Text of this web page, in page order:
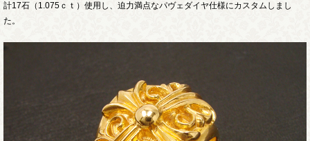
計17石（1.075ｃｔ）使用し、迫力満点なパヴェダイヤ仕様にカスタムしまし
た。